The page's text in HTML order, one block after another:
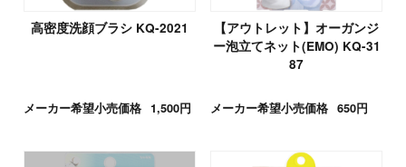
高密度洗顔ブラシ KQ-2021
メーカー希望小売価格 1,500円
【アウトレット】オーガンジ
ー泡立てネット(EMO) KQ-31
87
メーカー希望小売価格 650円